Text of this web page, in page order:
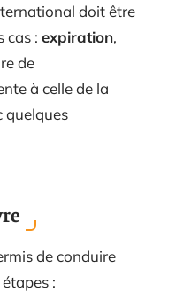
doit être
cas : expiration,
de
à celle de la
quelques
de conduire
: